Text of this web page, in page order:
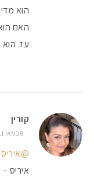
הוא
האם
עז.
קורין
8 במאי 2011 AT 10:57
@איריס
איריס